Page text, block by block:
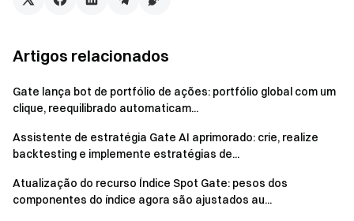
Convide um amigo
e ganhe 40% de comissão
Visite o site oficial da Gate
Baixe o App | Versão Desktop da Gate
Siga-nos no X (Twitter)para mais bônus
Participe da nossa comunidade no Telegram
Interaja com nossa comunidade global para obter os
Transparência e Segurança
Verifique nossa Prova de Reserva de 100%
Artigos relacionados
Gate lança bot de portfólio de ações: portfólio global com um
clique, reequilibrado automaticam...
Assistente de estratégia Gate AI aprimorado: crie, realize
backtesting e implemente estratégias de...
Atualização do recurso Índice Spot Gate: pesos dos
componentes do índice agora são ajustados au...